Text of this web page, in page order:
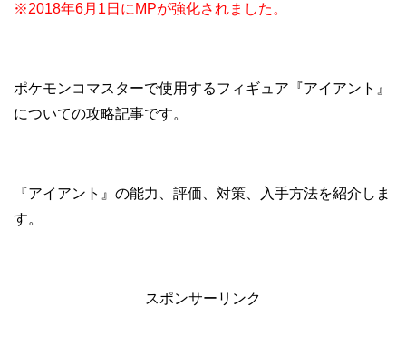
※2018年6月1日にMPが強化されました。
ポケモンコマスターで使用するフィギュア『アイアント』
についての攻略記事です。
『アイアント』の能力、評価、対策、入手方法を紹介しま
す。
スポンサーリンク